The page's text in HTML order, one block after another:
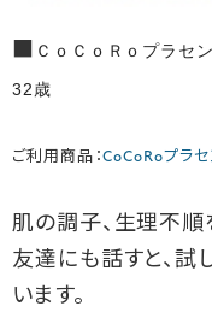
ＣｏＣｏＲｏプラ
32歳
ご利用商品：CoCoRoプラセ
肌の調子、生理不順
友達にも話すと、試
います。